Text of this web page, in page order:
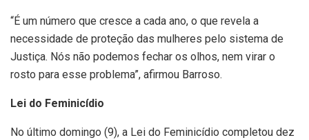
“É um número que cresce a cada ano, o que revela a
necessidade de proteção das mulheres pelo sistema de
Justiça. Nós não podemos fechar os olhos, nem virar o
rosto para esse problema”, afirmou Barroso.
Lei do Feminicídio
No último domingo (9), a Lei do Feminicídio completou dez